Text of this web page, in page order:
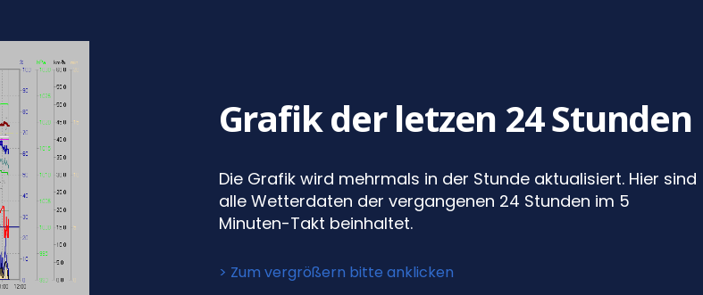
Grafik der letzen 24 Stunden
Die Grafik wird mehrmals in der Stunde aktualisiert. Hier sind
alle Wetterdaten der vergangenen 24 Stunden im 5
Minuten-Takt beinhaltet.
> Zum vergrößern bitte anklicken